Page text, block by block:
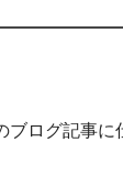
ブログ記事に